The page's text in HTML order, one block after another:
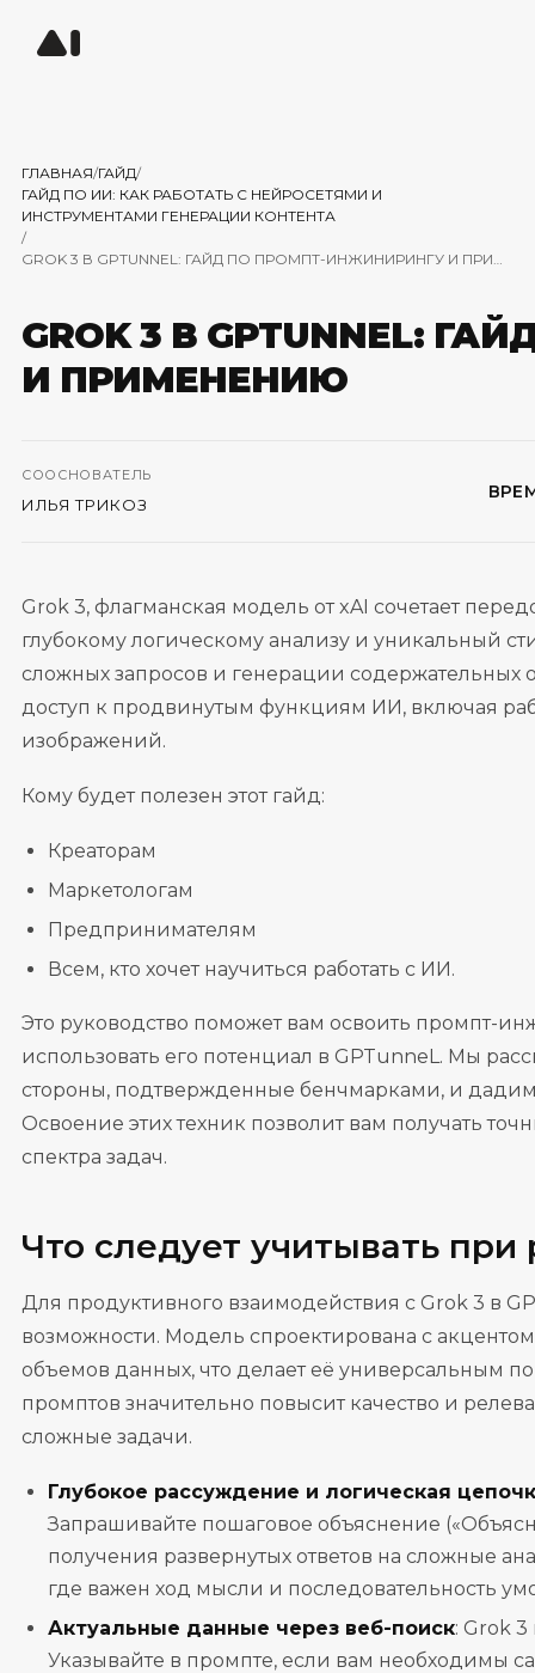
ГЛАВНАЯ/ГАЙД/
ГАЙД ПО ИИ: КАК РАБОТАТЬ С НЕЙРОСЕТЯМИ И
ИНСТРУМЕНТАМИ ГЕНЕРАЦИИ КОНТЕНТА
/
GROK 3 В GPTUNNEL: ГАЙД ПО ПРОМПТ-ИНЖИНИРИНГУ И ПРИМЕНЕНИЮ
GROK 3 В GPTUNNEL:
И ПРИМЕНЕНИЮ
СООСНОВАТЕЛЬ
ИЛЬЯ ТРИКОЗ
Grok 3, флагманская модель от xAI сочетает
глубокому логическому анализу и уникальный
сложных запросов и генерации содержательных
доступ к продвинутым функциям ИИ, включая
изображений.
Кому будет полезен этот гайд:
Креаторам
Маркетологам
Предпринимателям
Всем, кто хочет научиться работать с ИИ.
Это руководство поможет вам освоить промпт-
использовать его потенциал в GPTunneL. Мы
стороны, подтвержденные бенчмарками, и
Освоение этих техник позволит вам получать
спектра задач.
Что следует учитывать при
Для продуктивного взаимодействия с Grok 3 в
возможности. Модель спроектирована с
объемов данных, что делает её универсальным
промптов значительно повысит качество и
сложные задачи.
Глубокое рассуждение и логическая
Запрашивайте пошаговое объяснение
получения развернутых ответов на сложные
где важен ход мысли и последовательность
Актуальные данные через веб-поиск: Grok
Указывайте в промпте, если вам необходимы